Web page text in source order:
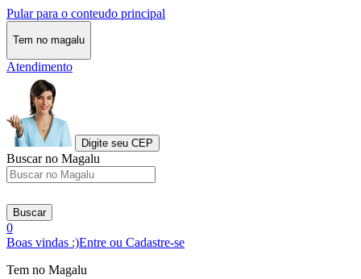
Pular para o conteudo principal
Tem no magalu
Atendimento
Digite seu CEP
Buscar no Magalu
Buscar
0
Boas vindas :)Entre ou Cadastre-se
Tem no Magalu